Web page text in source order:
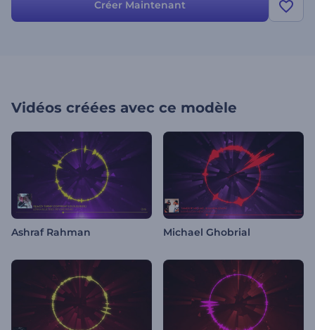
Créer Maintenant
Vidéos créées avec ce modèle
Ashraf Rahman Michael Ghobrial